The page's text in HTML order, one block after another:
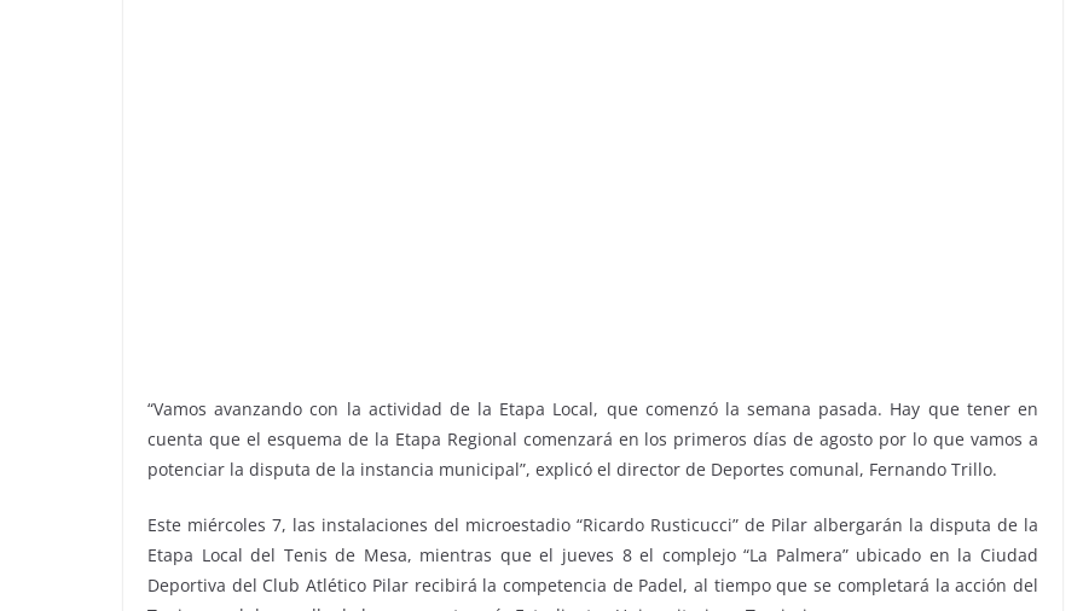
“Vamos avanzando con la actividad de la Etapa Local, que comenzó la semana pasada. Hay que tener en
cuenta que el esquema de la Etapa Regional comenzará en los primeros días de agosto por lo que vamos a
potenciar la disputa de la instancia municipal”, explicó el director de Deportes comunal, Fernando Trillo.
Este miércoles 7, las instalaciones del microestadio “Ricardo Rusticucci” de Pilar albergarán la disputa de la
Etapa Local del Tenis de Mesa, mientras que el jueves 8 el complejo “La Palmera” ubicado en la Ciudad
Deportiva del Club Atlético Pilar recibirá la competencia de Padel, al tiempo que se completará la acción del